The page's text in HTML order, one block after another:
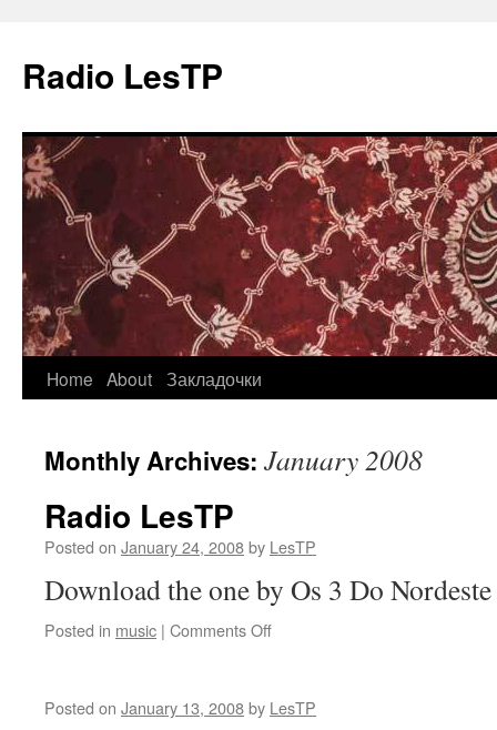
Radio LesTP
Skip
content
Home About Закладочки
Monthly Archives: January 2008
Radio LesTP
Posted on January 24, 2008by LesTP
Download the one by Os 3 Do
Posted in music | Comments Offon
Posted on January 13, 2008by LesTP